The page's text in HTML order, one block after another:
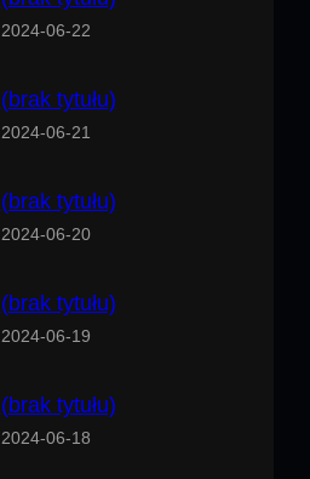
2024-06-22
(brak tytułu)
2024-06-21
(brak tytułu)
2024-06-20
(brak tytułu)
2024-06-19
(brak tytułu)
2024-06-18